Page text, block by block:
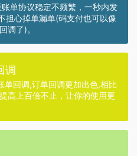
单协议稳定不频繁，一秒内发
担心掉单漏单(码支付也可以像
调了)。
调
单回调,订单回调更加出色,相比
高上百倍不止，让你的使用更